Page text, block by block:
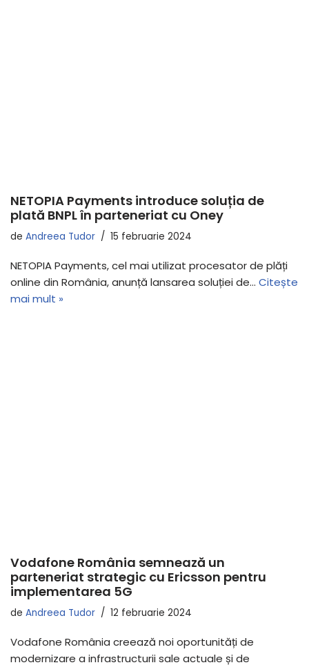
NETOPIA Payments introduce soluția de
plată BNPL în parteneriat cu Oney
de Andreea Tudor 15 februarie 2024
NETOPIA Payments, cel mai utilizat procesator de plăți
online din România, anunță lansarea soluției de… Citește
mai mult »
Vodafone România semnează un
parteneriat strategic cu Ericsson pentru
implementarea 5G
de Andreea Tudor 12 februarie 2024
Vodafone România creează noi oportunități de
modernizare a infrastructurii sale actuale și de